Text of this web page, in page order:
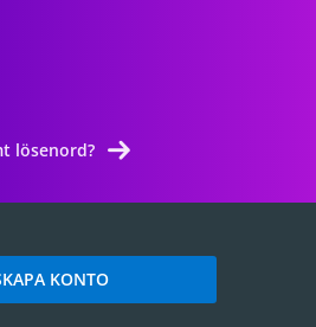
lösenord?
KONTO